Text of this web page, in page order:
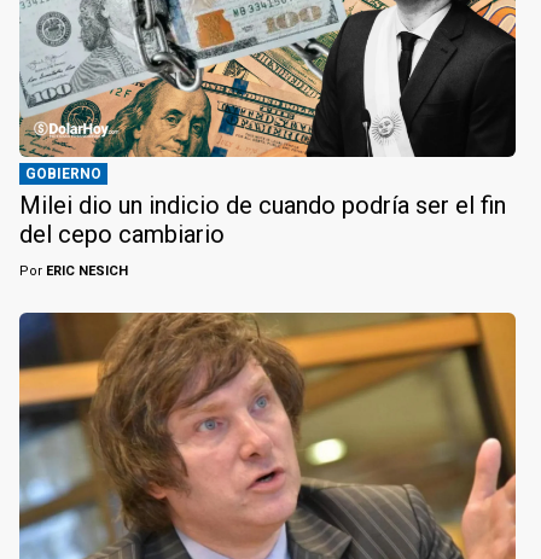
GOBIERNO
Milei dio un indicio de cuando podría ser el fin
del cepo cambiario
Por ERIC NESICH